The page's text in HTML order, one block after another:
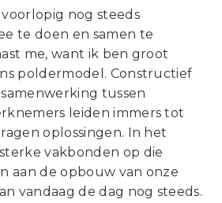
nog steeds
te doen en samen te
me, want ik ben groot
poldermodel. Constructief
tussen
leiden immers tot
oplossingen. In het
vakbonden op die
aan de opbouw van onze
vandaag de dag nog steeds.